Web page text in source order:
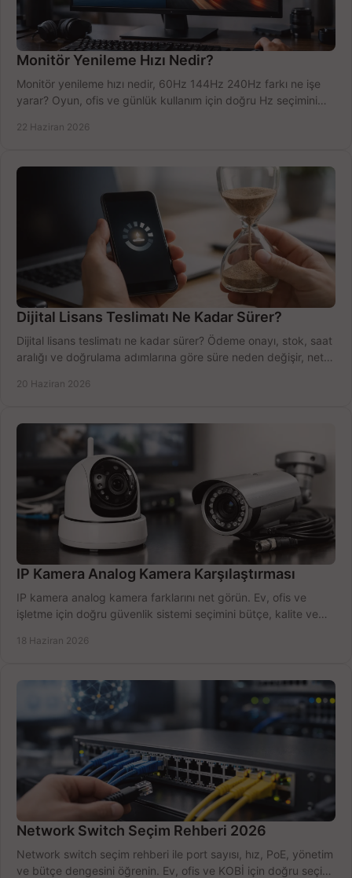
Monitör Yenileme Hızı Nedir?
Monitör yenileme hızı nedir, 60Hz 144Hz 240Hz farkı ne işe
yarar? Oyun, ofis ve günlük kullanım için doğru Hz seçimini
22 Haziran 2026
Dijital Lisans Teslimatı Ne Kadar Sürer?
Dijital lisans teslimatı ne kadar sürer? Ödeme onayı, stok, saat
aralığı ve doğrulama adımlarına göre süre neden değişir, net
20 Haziran 2026
IP Kamera Analog Kamera Karşılaştırması
IP kamera analog kamera farklarını net görün. Ev, ofis ve
işletme için doğru güvenlik sistemi seçimini bütçe, kalite ve
18 Haziran 2026
Network Switch Seçim Rehberi 2026
Network switch seçim rehberi ile port sayısı, hız, PoE, yönetim
ve bütçe dengesini öğrenin. Ev, ofis ve KOBİ için doğru seçimi